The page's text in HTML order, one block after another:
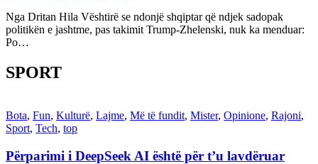
Nga Dritan Hila Vështirë se ndonjë shqiptar që ndjek sadopak
politikën e jashtme, pas takimit Trump-Zhelenski, nuk ka menduar:
Po…
SPORT
Bota, Fun, Kulturë, Lajme, Më të fundit, Mister, Opinione, Rajoni,
Sport, Tech, top
Përparimi i DeepSeek AI është për t’u lavdëruar